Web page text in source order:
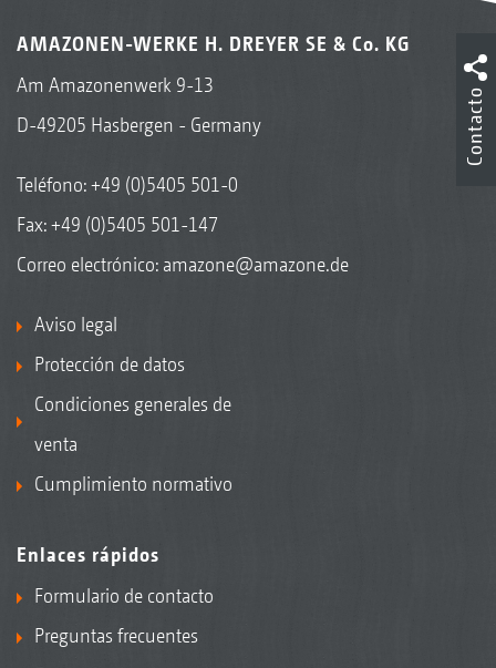
AMAZONEN-WERKE H. DREYER SE & Co. KG
Am Amazonenwerk 9-13
D-49205 Hasbergen - Germany
Teléfono:+49 (0)5405 501-0
Fax: +49 (0)5405 501-147
Correo electrónico: amazone@amazone.de
Aviso legal
Protección de datos
Condiciones generales de
venta
Cumplimiento normativo
Enlaces rápidos
Formulario de contacto
Preguntas frecuentes
Contacto